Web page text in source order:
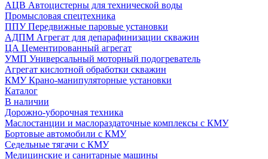
АЦВ Автоцистерны для технической воды
Промысловая спецтехника
ППУ Передвижные паровые установки
АДПМ Агрегат для депарафинизации скважин
ЦА Цементированный агрегат
УМП Универсальный моторный подогреватель
Агрегат кислотной обработки скважин
КМУ Крано-манипуляторные установки
Каталог
В наличии
Дорожно-уборочная техника
Маслостанции и маслораздаточные комплексы с КМУ
Бортовые автомобили с КМУ
Седельные тягачи с КМУ
Медицинские и санитарные машины